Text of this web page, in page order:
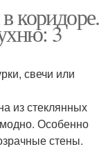
коридоре.
3
свечи или
из стеклянных
модно. Особенно
стены.